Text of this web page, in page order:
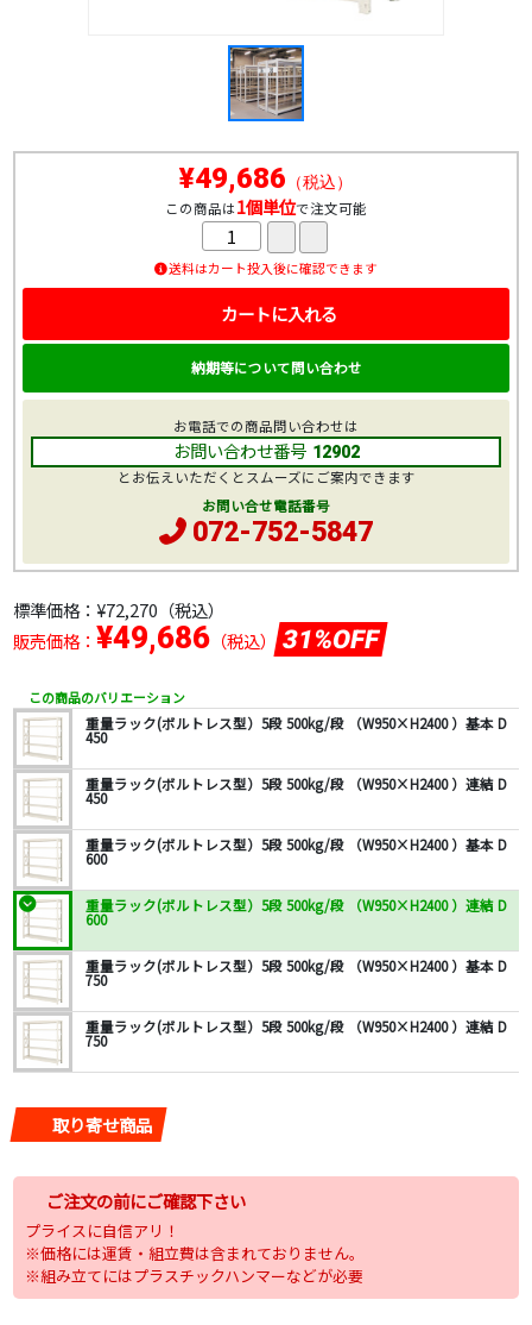
標準価格： ¥72,270 （税込）
販売価格： ¥49,686（税込） 31%OFF
この商品のバリエーション
重量ラック(ボルトレス型）5段 500kg/段 （W950×H2400 ）基本 D
450
重量ラック(ボルトレス型）5段 500kg/段 （W950×H2400 ）連結 D
450
重量ラック(ボルトレス型）5段 500kg/段 （W950×H2400 ）基本 D
600
重量ラック(ボルトレス型）5段 500kg/段 （W950×H2400 ）連結 D
600
重量ラック(ボルトレス型）5段 500kg/段 （W950×H2400 ）基本 D
750
重量ラック(ボルトレス型）5段 500kg/段 （W950×H2400 ）連結 D
750
取り寄せ商品
ご注文の前にご確認下さい
プライスに自信アリ！
※価格には運賃・組立費は含まれておりません。
※組み立てにはプラスチックハンマーなどが必要
¥49,686 （税込）
この商品は1個単位で注文可能
送料はカート投入後に確認できます
カートに入れる
納期等について問い合わせ
お電話での商品問い合わせは
お問い合わせ番号 12902
とお伝えいただくとスムーズにご案内できます
お問い合せ電話番号
072-752-5847